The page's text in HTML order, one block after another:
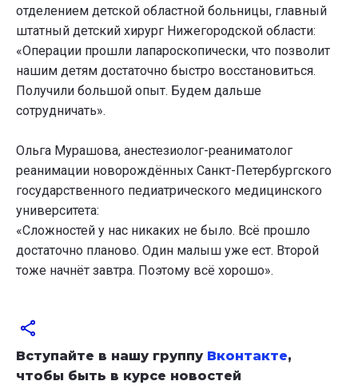
отделением детской областной больницы, главный
штатный детский хирург Нижегородской области:
«Операции прошли лапароскопически, что позволит
нашим детям достаточно быстро восстановиться.
Получили большой опыт. Будем дальше
сотрудничать».
Ольга Мурашова, анестезиолог-реаниматолог
реанимации новорождённых Санкт-Петербургского
государственного педиатрического медицинского
университета:
«Сложностей у нас никаких не было. Всё прошло
достаточно планово. Один малыш уже ест. Второй
тоже начнёт завтра. Поэтому всё хорошо».
Вступайте в нашу группу Вконтакте,
чтобы быть в курсе новостей